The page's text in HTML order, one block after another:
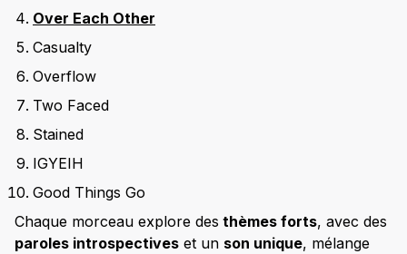
Over Each Other
Casualty
Overflow
Two Faced
Stained
IGYEIH
Good Things Go
Chaque morceau explore des thèmes forts, avec des
paroles introspectives et un son unique, mélange